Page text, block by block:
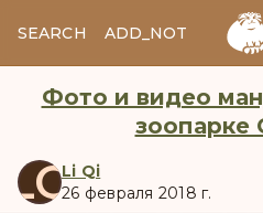
SEARCH ADD_NOTES
Фото и видео
зоопарке
LQLi Qi
26 февраля 2018 г.